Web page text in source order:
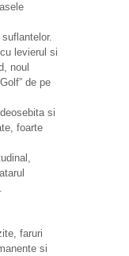
levierul si
noul
de pe
si
foarte
faruri
si